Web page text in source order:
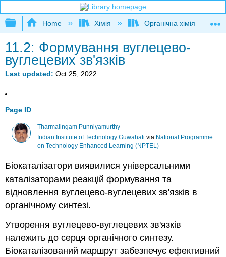
Expand/collapse global hierarchy
Home Хімія Органічна хімія
11.2: Формування вуглецево-
вуглецевих зв'язків
Last updated Oct 25, 2022
Page ID
Tharmalingam Punniyamurthy
Indian Institute of Technology Guwahati via National Programme
on Technology Enhanced Learning (NPTEL)
Біокаталізатори виявилися універсальними
каталізаторами реакцій формування та
відновлення вуглецево-вуглецевих зв'язків в
органічному синтезі.
Утворення вуглецево-вуглецевих зв'язків
належить до серця органічного синтезу.
Біокаталізований маршрут забезпечує ефективний